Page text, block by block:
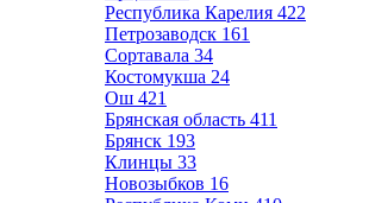
Республика Карелия 422
Петрозаводск 161
Сортавала 34
Костомукша 24
Ош 421
Брянская область 411
Брянск 193
Клинцы 33
Новозыбков 16